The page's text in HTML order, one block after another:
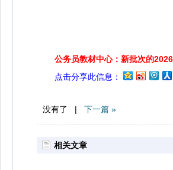
公务员教材中心：新批次的
点击分享此信息：
没有了 | 下一篇 »
相关文章